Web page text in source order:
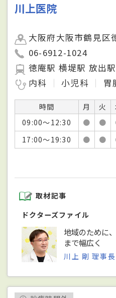
川上医院
大阪府大阪市鶴見区
06-6912-1024
徳庵駅 横堤駅 放出駅
内科
小児科 胃
時間 月 火
09:00～12:30
● ●
17:00～19:30
● ●
取材記事
ドクターズファイル
地域のために
まで幅広く
川上 剛 理事長